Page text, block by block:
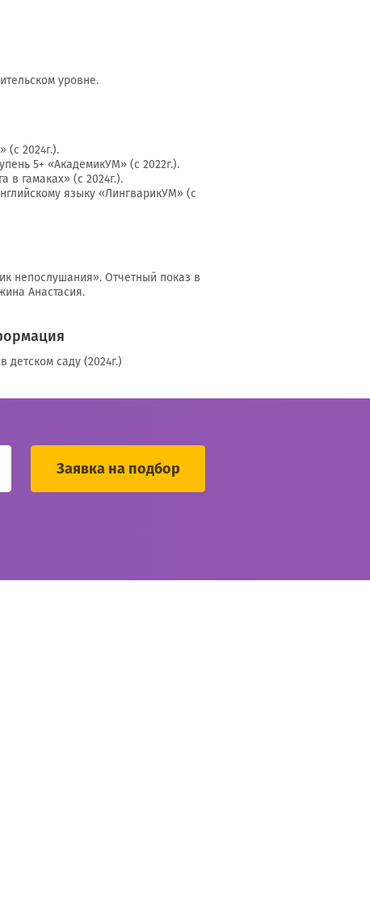
уровне.
(с 2024г.).
5+ «АкадемикУМ» (с 2022г.).
в гамаках» (с 2024г.).
языку «ЛингварикУМ» (с
непослушания». Отчетный показ в
Анастасия.
детском саду (2024г.)